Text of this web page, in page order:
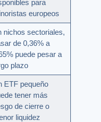
para
europeos
nichos sectoriales,
de 0,36% a
puede pesar a
plazo
ETF pequeño
tener más
de cierre o
liquidez